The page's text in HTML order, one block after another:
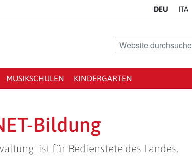
DEU ITA
Website durchsuchen
MUSIKSCHULEN KINDERGARTEN
Bildung
ist für Bedienstete des Landes,